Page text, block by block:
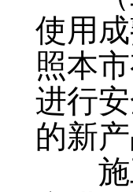
使用
照本
进行
的新
施工